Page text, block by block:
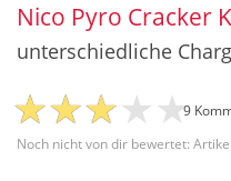
Nico Pyro Cracker
unterschiedliche
Noch nicht von dir bewertet:
9